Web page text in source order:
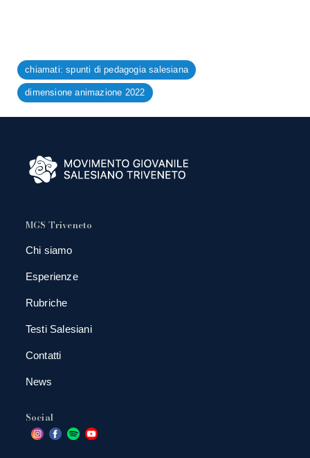
chiamati: spunti di pedagogia salesiana
dimensione animazione 2022
MGS Triveneto
Chi siamo
Esperienze
Rubriche
Testi Salesiani
Contatti
News
Social